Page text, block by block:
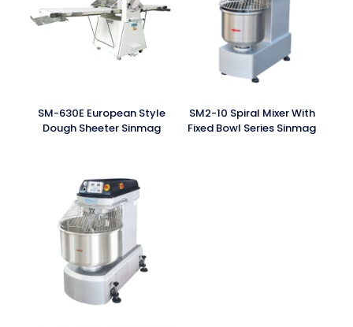
SM-630E European Style
Dough Sheeter Sinmag
SM2-10 Spiral Mixer With
Fixed Bowl Series Sinmag